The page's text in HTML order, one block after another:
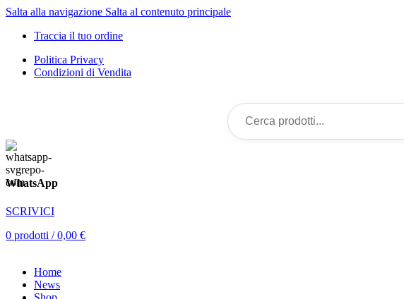
Salta alla navigazione Salta al contenuto principale
Traccia il tuo ordine
Politica Privacy
Condizioni di Vendita
WhatsApp
SCRIVICI
0 prodotti / 0,00 €
Home
News